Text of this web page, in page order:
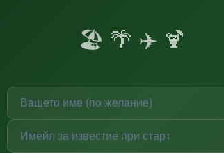
🏖️ 🌴 ✈️ 🍹